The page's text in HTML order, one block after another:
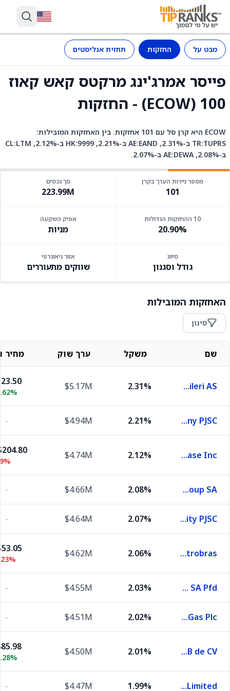
מבט על החזקות תחזית אנליסטים
פייסר אמרג'ינג מרקטס קאש קאוז
100 (ECOW) - החזקות
ECOW היא קרן סל עם 101 אחזקות. בין האחזקות המובילות:
TR:TUPRS ב-2.31%, AE:EAND ב-2.21%, HK:9999 ב-2.12%, CL:LTM
ב-2.08%, AE:DEWA ב-2.07%.
מספר ניירות הערך בקרן
101
סך נכסים
223.99M
10 ההחזקות הגדולות
20.90%
אפיק השקעה
מניות
סיווג
גודל וסגנון
אזור גיאוגרפי
שווקים מתעוררים
האחזקות המובילות
סינון
שם משקל ערך שוק מחיר
Turkiye Petrol Rafinerileri AS
2.31%
$5.17M
Emirates Telecommunications Group Company PJSC
2.21%
$4.94M
-
Netease Inc
2.12%
$4.74M
LATAM Airlines Group SA
2.08%
$4.66M
-
Dubai Electricity & Water Authority PJSC
2.07%
$4.64M
-
Centrais Eletricas Brasileiras SA-Eletrobras
2.06%
$4.62M
Petroleo Brasileiro SA Pfd
2.03%
$4.55M
-
Adnoc Gas Plc
2.02%
$4.51M
-
Industrias Penoles SAB de CV
2.01%
$4.50M
Gold Fields Limited
1.99%
$4.47M
-